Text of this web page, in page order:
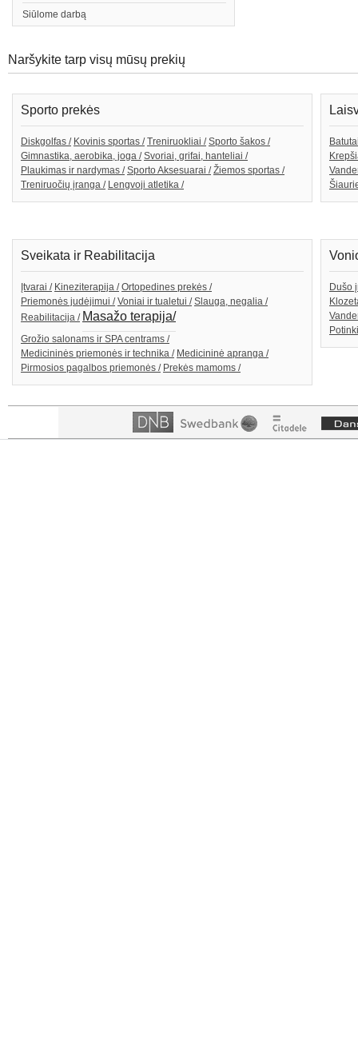
Siūlome darbą
Naršykite tarp visų mūsų prekių
Sporto prekės
Diskgolfas / Kovinis sportas / Treniruokliai / Sporto šakos /
Gimnastika, aerobika, joga / Svoriai, grifai, hanteliai /
Plaukimas ir nardymas / Sporto Aksesuarai / Žiemos sportas /
Treniruočių įranga / Lengvoji atletika /
Sveikata ir Reabilitacija
Įtvarai / Kineziterapija / Ortopedines prekės /
Priemonės judėjimui / Voniai ir tualetui / Slauga, negalia /
Reabilitacija / Masažo terapija/
Grožio salonams ir SPA centrams /
Medicininės priemonės ir technika / Medicininė apranga /
Pirmosios pagalbos priemonės / Prekės mamoms /
Dušo